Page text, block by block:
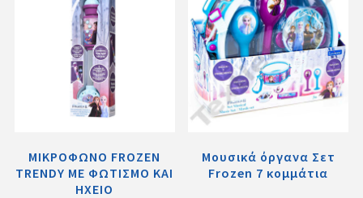
ΜΙΚΡΟΦΩΝΟ FROZEN
TRENDY ME ΦΩΤΙΣΜΟ ΚΑΙ
ΗΧΕΙΟ
Μουσικά όργανα Σετ
Frozen 7 κομμάτια